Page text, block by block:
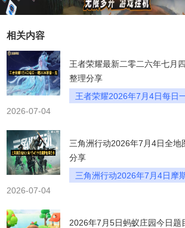
相关内容
王者荣耀最新二零二六年七月
整理分享
王者荣耀2026年7月4日每日
2026-07-04
三角洲行动2026年7月4日全地
分享
三角洲行动2026年7月4日摩
2026-07-04
2026年7月5日蚂蚁庄园今日题